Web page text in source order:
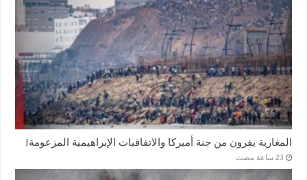
المغاربة يفرون من جنة أميركا والاتفاقيات الإبراهيمية المزعومة!